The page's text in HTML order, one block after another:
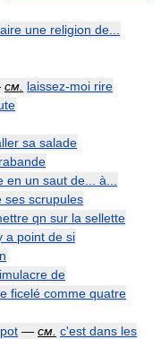
une religion de...
см. laissez-moi rire
sa salade
en un saut de... à...
ses scrupules
qn sur la sellette
a point de si
de
ficelé comme quatre
— см. c'est dans les